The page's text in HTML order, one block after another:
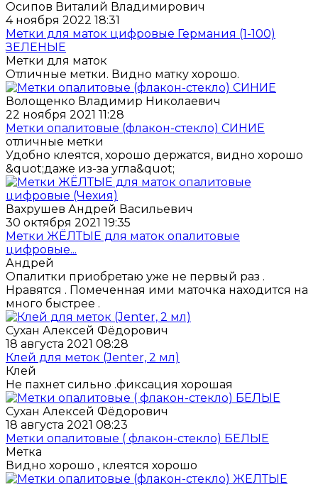
Осипов Виталий Владимирович
4 ноября 2022 18:31
Метки для маток цифровые Германия (1-100)
ЗЕЛЕНЫЕ
Метки для маток
Отличные метки. Видно матку хорошо.
Волощенко Владимир Николаевич
22 ноября 2021 11:28
Метки опалитовые (флакон-стекло) СИНИЕ
отличные метки
Удобно клеятся, хорошо держатся, видно хорошо
&quot;даже из-за угла&quot;
Вахрушев Андрей Васильевич
30 октября 2021 19:35
Метки ЖЁЛТЫЕ для маток опалитовые
цифровые...
Андрей
Опалитки приобретаю уже не первый раз .
Нравятся . Помеченная ими маточка находится на
много быстрее .
Сухан Алексей Фёдорович
18 августа 2021 08:28
Клей для меток (Jenter, 2 мл)
Клей
Не пахнет сильно .фиксация хорошая
Сухан Алексей Фёдорович
18 августа 2021 08:23
Метки опалитовые ( флакон-стекло) БЕЛЫЕ
Метка
Видно хорошо , клеятся хорошо